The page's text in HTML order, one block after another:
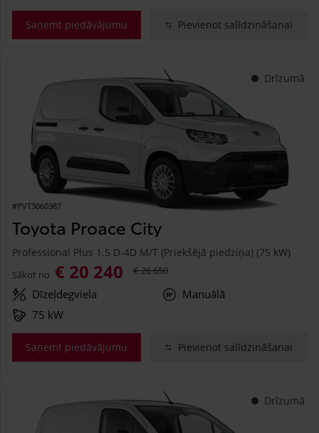
Saņemt piedāvājumu Pievienot salīdzināšanai
Drīzumā
#PVT3060387
Toyota Proace City
Professional Plus 1.5 D-4D M/T (Priekšējā piedziņa) (75 kW)
Sākot no € 20 240 € 26 650
Dīzeļdegviela
Manuālā
75 kW
Saņemt piedāvājumu Pievienot salīdzināšanai
Drīzumā